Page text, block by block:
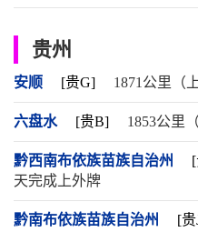
贵州
安顺 [贵G] 1871公里（
六盘水 [贵B] 1853公里
黔西南布依族苗族自治州
天完成上外牌
黔南布依族苗族自治州 [贵